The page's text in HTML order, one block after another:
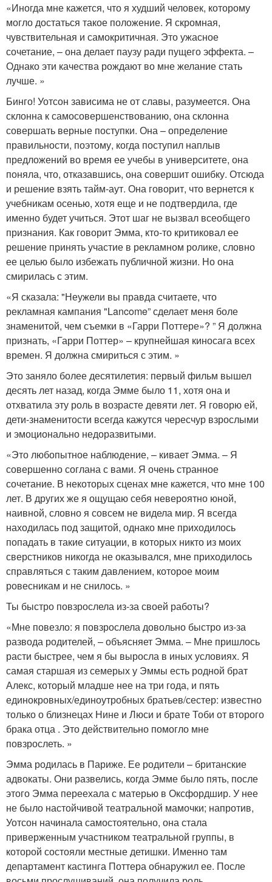
«Иногда мне кажется, что я худший человек, которому
могло достаться такое положение. Я скромная,
чувствительная и самокритичная. Это ужасное
сочетание, – она делает паузу ради пущего эффекта. –
Однако эти качества рождают во мне желание стать
лучше. »
Бинго! Уотсон зависима не от славы, разумеется. Она
склонна к самосовершенствованию, она склонна
совершать верные поступки. Она – определение
правильности, поэтому, когда поступил наплыв
предложений во время ее учебы в университете, она
поняла, что, отказавшись, она совершит ошибку. Отсюда
и решение взять тайм-аут. Она говорит, что вернется к
учебникам осенью, хотя еще и не подтвердила, где
именно будет учиться. Этот шаг не вызвал всеобщего
признания. Как говорит Эмма, кто-то критиковал ее
решение принять участие в рекламном ролике, словно
ее целью было избежать публичной жизни. Но она
смирилась с этим.
«Я сказала: "Неужели вы правда считаете, что
рекламная кампания "Lancome” сделает меня боле
знаменитой, чем съемки в «Гарри Поттере»? ” Я должна
признать, «Гарри Поттер» – крупнейшая киносага всех
времен. Я должна смириться с этим. »
Это заняло более десятилетия: первый фильм вышел
десять лет назад, когда Эмме было 11, хотя она и
отхватила эту роль в возрасте девяти лет. Я говорю ей,
дети-знаменитости всегда кажутся чересчур взрослыми
и эмоционально недоразвитыми.
«Это любопытное наблюдение, – кивает Эмма. – Я
совершенно соглана с вами. Я очень странное
сочетание. В некоторых сценах мне кажется, что мне 100
лет. В других же я ощущаю себя невероятно юной,
наивной, словно я совсем не видела мир. Я всегда
находилась под защитой, однако мне приходилось
попадать в такие ситуации, в которых никто из моих
сверстников никогда не оказывался, мне приходилось
справляться с таким давлением, которое моим
ровесникам и не снилось. »
Ты быстро повзрослела из-за своей работы?
«Мне повезло: я повзрослела довольно быстро из-за
развода родителей, – объясняет Эмма. – Мне пришлось
расти быстрее, чем я бы выросла в иных условиях. Я
самая старшая из семерых у Эммы есть родной брат
Алекс, который младше нее на три года, и пять
единокровных/единоутробных братьев/сестер: известно
только о близнецах Нине и Люси и брате Тоби от второго
брака отца . Это действительно помогло мне
повзрослеть. »
Эмма родилась в Париже. Ее родители – британские
адвокаты. Они развелись, когда Эмме было пять, после
этого Эмма переехала с матерью в Оксфордшир. У нее
не было настойчивой театральной мамочки; напротив,
Уотсон начинала самостоятельно, она стала
приверженным участником театральной группы, в
которой состояли местные детишки. Именно там
департамент кастинга Поттера обнаружил ее. После